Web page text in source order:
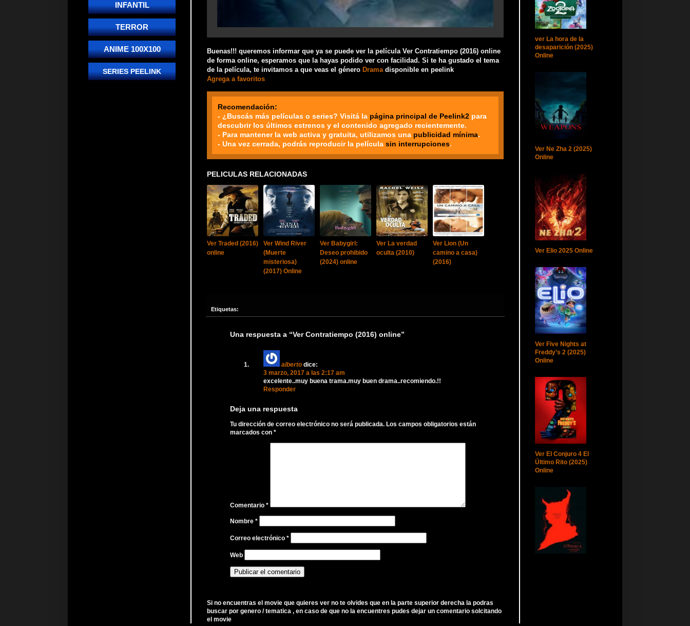
Buenas!!! queremos informar que ya se puede ver la película Ver Contratiempo (2016) online
de forma online, esperamos que la hayas podido ver con facilidad. Si te ha gustado el tema
de la película, te invitamos a que veas el género Dramadisponible en peelink
Agrega a favoritos
Recomendación:
- ¿Buscás más películas o series? Visitá la página principal de Peelink2 para
descubrir los últimos estrenos y el contenido agregado recientemente.
- Para mantener la web activa y gratuita, utilizamos una publicidad mínima.
- Una vez cerrada, podrás reproducir la película sin interrupciones.
PELICULAS RELACIONADAS
Ver Traded (2016)
online
Ver Wind River
(Muerte
misteriosa)
(2017) Online
Ver Babygirl:
Deseo prohibido
(2024) online
Ver La verdad
oculta (2010)
Ver Lion (Un
camino a casa)
(2016)
Etiquetas:
Una respuesta a “Ver Contratiempo (2016) online”
alberto dice:
3 marzo, 2017 a las 2:17 am
excelente..muy buena trama.muy buen drama..recomiendo.!!
Responder
Deja una respuesta
Tu dirección de correo electrónico no será publicada. Los campos obligatorios están
marcados con *
Comentario *
Nombre *
Correo electrónico *
Web
Si no encuentras el movie que quieres ver no te olvides que en la parte superior derecha la podras
buscar por genero / tematica , en caso de que no la encuentres pudes dejar un comentario solcitando
el movie
INFANTIL
TERROR
ANIME 100X100
SERIES PEELINK
ver La hora de la
desaparición (2025)
Online
Ver Ne Zha 2 (2025)
Online
Ver Elio 2025 Online
Ver Five Nights at
Freddy’s 2 (2025)
Online
Ver El Conjuro 4 El
Último Rito (2025)
Online